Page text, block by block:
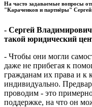
На часто задаваемые вопросы
"Караченков и партнёры"
- Сергей
такой юридический
- Чтобы они могли
даже не прибегая к
гражданам их права и к
индивидуально.
проводим - это
поддержке, на что он